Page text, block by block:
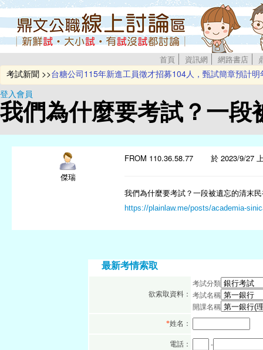
首頁 資訊網 網路書店
考試新聞 >>台糖公司115年新進工員徵才招募104人，甄試簡章預計明
台灣中油公司即將辦理114年新進僱用人員甄試
115年地方特考及離島特考將於12月5日起舉行
台電2026僱員甄試招募700名新血 簡章預定12/24公告
登入會員
我們為什麼要考試？一
傑瑞
FROM 110.36.58.77 於 2023/9/27
我們為什麼要考試？一段被遺忘的清末
https://plainlaw.me/posts/academia-